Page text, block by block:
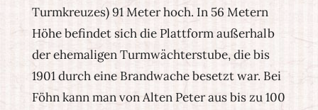
Turmkreuzes) 91 Meter hoch. In 56 Metern
Höhe befindet sich die Plattform außerhalb
der ehemaligen Turmwächterstube, die bis
1901 durch eine Brandwache besetzt war. Bei
Föhn kann man von Alten Peter aus bis zu 100